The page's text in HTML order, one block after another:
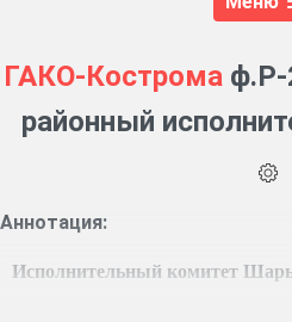
ГАКО-Кострома ф.Р-
районный
Аннотация:
Исполнительный комитет